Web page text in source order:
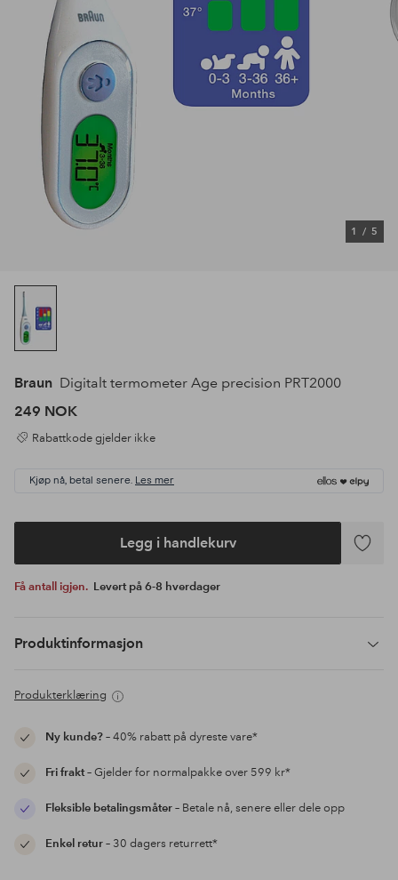
1 / 5
Braun Digitalt termometer Age precision PRT2000
249 NOK
Rabattkode gjelder ikke
Kjøp nå, betal senere. Les mer
Legg i handlekurv
Legg
Få antall igjen. Levert på 6-8 hverdager
Produktinformasjon
Produkterklæring
Ny kunde?– 40% rabatt på dyreste vare*
Fri frakt– Gjelder for normalpakke over 599 kr*
Fleksible betalingsmåter– Betale nå, senere eller dele opp
Enkel retur– 30 dagers returrett*